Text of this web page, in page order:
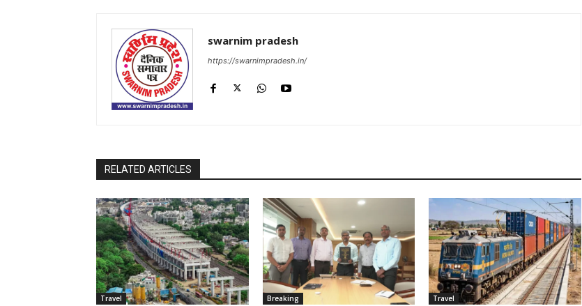
swarnim pradesh
https://swarnimpradesh.in/
RELATED ARTICLES
Travel Breaking Travel